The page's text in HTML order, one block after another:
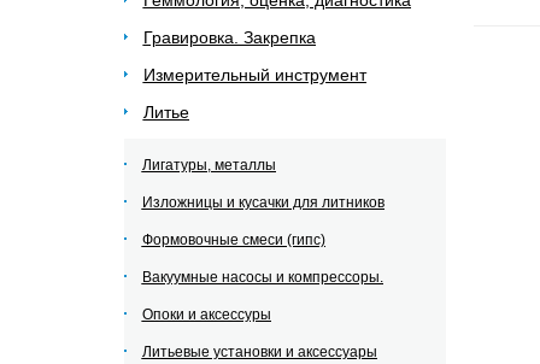
Гравировка. Закрепка
Измерительный инструмент
Литье
Лигатуры, металлы
Изложницы и кусачки для литников
Формовочные смеси (гипс)
Вакуумные насосы и компрессоры.
Опоки и аксессуры
Литьевые установки и аксессуары